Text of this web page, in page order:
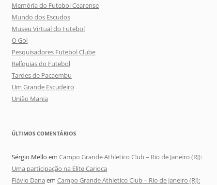
Memória do Futebol Cearense
Mundo dos Escudos
Museu Virtual do Futebol
O Gol
Pesquisadores Futebol Clube
Relíquias do Futebol
Tardes de Pacaembu
Um Grande Escudeiro
União Mania
ÚLTIMOS COMENTÁRIOS
Sérgio Mello em Campo Grande Athletico Club – Rio de Janeiro (RJ):
Uma participação na Elite Carioca
Flávio Dana em Campo Grande Athletico Club – Rio de Janeiro (RJ):